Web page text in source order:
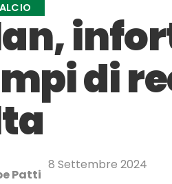
di
Patti
8 Settembre 2024